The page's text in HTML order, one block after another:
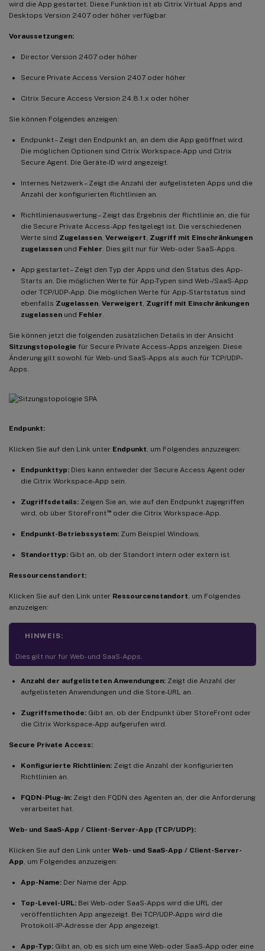
wird die App gestartet. Diese Funktion ist ab Citrix Virtual Apps and
Desktops Version 2407 oder höher verfügbar.
Voraussetzungen:
Director Version 2407 oder höher
Secure Private Access Version 2407 oder höher
Citrix Secure Access Version 24.8.1.x oder höher
Sie können Folgendes anzeigen:
Endpunkt – Zeigt den Endpunkt an, an dem die App geöffnet wird.
Die möglichen Optionen sind Citrix Workspace-App und Citrix
Secure Agent. Die Geräte-ID wird angezeigt.
Internes Netzwerk – Zeigt die Anzahl der aufgelisteten Apps und die
Anzahl der konfigurierten Richtlinien an.
Richtlinienauswertung – Zeigt das Ergebnis der Richtlinie an, die für
die Secure Private Access-App festgelegt ist. Die verschiedenen
Werte sind Zugelassen Verweigert Zugriff mit Einschränkungen
zugelassen und Fehler . Dies gilt nur für Web- oder SaaS-Apps.
App gestartet – Zeigt den Typ der Apps und den Status des App-
Starts an. Die möglichen Werte für App-Typen sind Web-/SaaS-App
oder TCP/UDP-App. Die möglichen Werte für App-Startstatus sind
ebenfalls Zugelassen Verweigert Zugriff mit Einschränkungen
zugelassen und Fehler
Sie können jetzt die folgenden zusätzlichen Details in der Ansicht
Sitzungstopologie für Secure Private Access-Apps anzeigen. Diese
Änderung gilt sowohl für Web- und SaaS-Apps als auch für TCP/UDP-
Apps.
Endpunkt:
Klicken Sie auf den Link unter Endpunkt , um Folgendes anzuzeigen:
Endpunkttyp: Dies kann entweder der Secure Access Agent oder
die Citrix Workspace-App sein.
Zugriffsdetails: Zeigen Sie an, wie auf den Endpunkt zugegriffen
wird, ob über StoreFront™oder die Citrix Workspace-App.
Endpunkt-Betriebssystem: Zum Beispiel Windows.
Standorttyp: Gibt an, ob der Standort intern oder extern ist.
Ressourcenstandort:
Klicken Sie auf den Link unter Ressourcenstandort , um Folgendes
anzuzeigen:
HINWEIS:
Dies gilt nur für Web- und SaaS-Apps.
Anzahl der aufgelisteten Anwendungen: Zeigt die Anzahl der
aufgelisteten Anwendungen und die Store-URL an.
Zugriffsmethode: Gibt an, ob der Endpunkt über StoreFront oder
die Citrix Workspace-App aufgerufen wird.
Secure Private Access:
Konfigurierte Richtlinien: Zeigt die Anzahl der konfigurierten
Richtlinien an.
FQDN-Plug-in: Zeigt den FQDN des Agenten an, der die Anforderung
verarbeitet hat.
Web- und SaaS-App / Client-Server-App (TCP/UDP):
Klicken Sie auf den Link unter Web- und SaaS-App / Client-Server-
App , um Folgendes anzuzeigen:
App-Name: Der Name der App.
Top-Level-URL: Bei Web- oder SaaS-Apps wird die URL der
veröffentlichten App angezeigt. Bei TCP/UDP-Apps wird die
Protokoll-IP-Adresse der App angezeigt.
App-Typ: Gibt an, ob es sich um eine Web- oder SaaS-App oder eine